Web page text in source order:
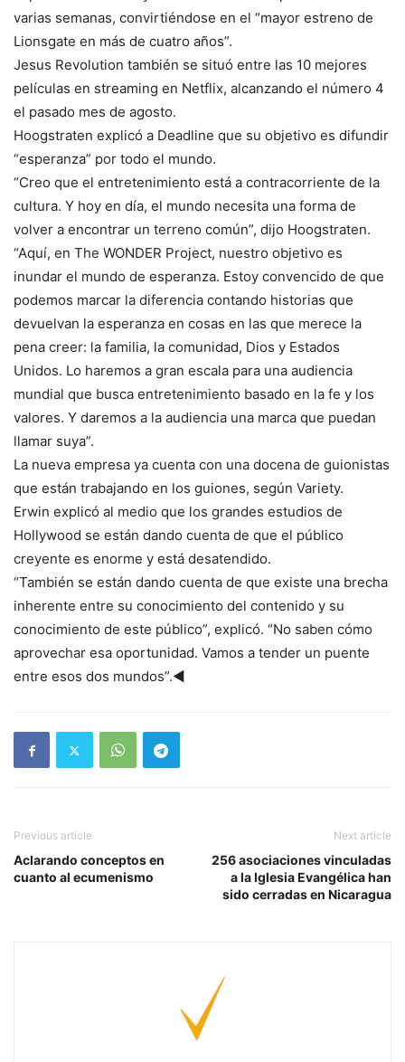
varias semanas, convirtiéndose en el “mayor estreno de
Lionsgate en más de cuatro años”.
Jesus Revolution también se situó entre las 10 mejores
películas en streaming en Netflix, alcanzando el número 4
el pasado mes de agosto.
Hoogstraten explicó a Deadline que su objetivo es difundir
“esperanza” por todo el mundo.
“Creo que el entretenimiento está a contracorriente de la
cultura. Y hoy en día, el mundo necesita una forma de
volver a encontrar un terreno común”, dijo Hoogstraten.
“Aquí, en The WONDER Project, nuestro objetivo es
inundar el mundo de esperanza. Estoy convencido de que
podemos marcar la diferencia contando historias que
devuelvan la esperanza en cosas en las que merece la
pena creer: la familia, la comunidad, Dios y Estados
Unidos. Lo haremos a gran escala para una audiencia
mundial que busca entretenimiento basado en la fe y los
valores. Y daremos a la audiencia una marca que puedan
llamar suya”.
La nueva empresa ya cuenta con una docena de guionistas
que están trabajando en los guiones, según Variety.
Erwin explicó al medio que los grandes estudios de
Hollywood se están dando cuenta de que el público
creyente es enorme y está desatendido.
“También se están dando cuenta de que existe una brecha
inherente entre su conocimiento del contenido y su
conocimiento de este público”, explicó. “No saben cómo
aprovechar esa oportunidad. Vamos a tender un puente
entre esos dos mundos”.◄
Previous article
Aclarando conceptos en
cuanto al ecumenismo
Next article
256 asociaciones vinculadas
a la Iglesia Evangélica han
sido cerradas en Nicaragua